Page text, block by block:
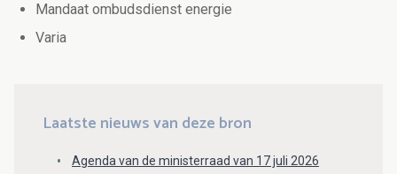
Mandaat ombudsdienst energie
Varia
Laatste nieuws van deze bron
Agenda van de ministerraad van 17 juli 2026